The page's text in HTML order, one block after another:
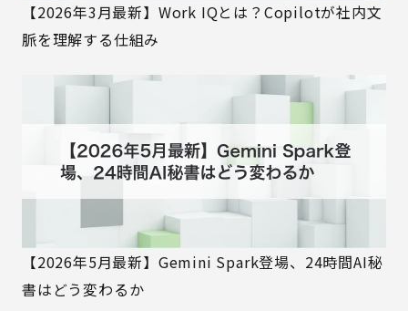
【2026年3月最新】Work IQとは？Copilotが社内文
脈を理解する仕組み
【2026年5月最新】Gemini Spark登場、24時間AI秘
書はどう変わるか